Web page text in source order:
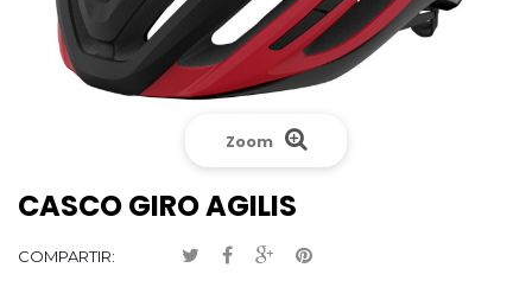
Zoom
CASCO GIRO AGILIS
COMPARTIR: